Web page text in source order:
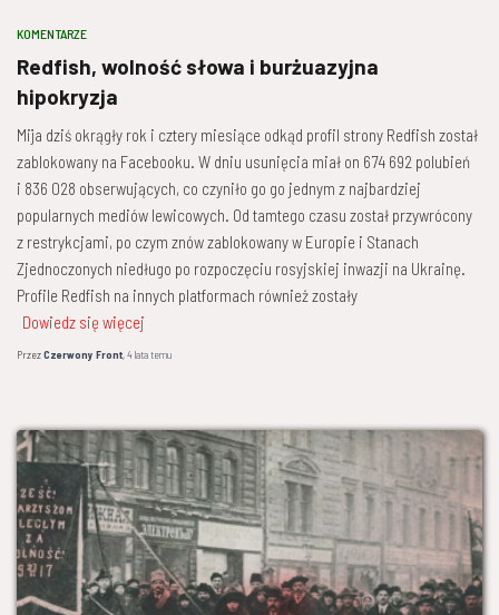
KOMENTARZE
Redfish, wolność słowa i burżuazyjna
hipokryzja
Mija dziś okrągły rok i cztery miesiące odkąd profil strony Redfish został
zablokowany na Facebooku. W dniu usunięcia miał on 674 692 polubień
i 836 028 obserwujących, co czyniło go go jednym z najbardziej
popularnych mediów lewicowych. Od tamtego czasu został przywrócony
z restrykcjami, po czym znów zablokowany w Europie i Stanach
Zjednoczonych niedługo po rozpoczęciu rosyjskiej inwazji na Ukrainę.
Profile Redfish na innych platformach również zostały
Dowiedz się więcej
PrzezCzerwony Front,4 latatemu